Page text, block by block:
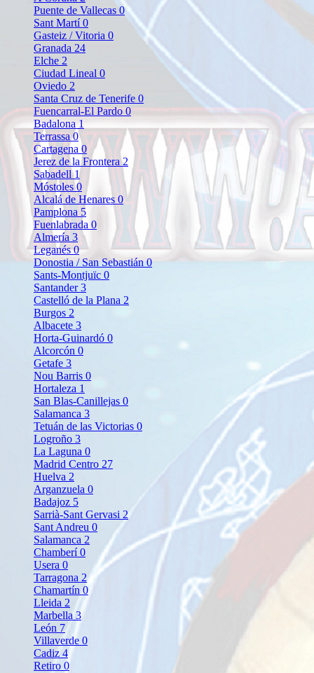
Puente de Vallecas 0
Sant Martí0
Gasteiz / Vitoria 0
Granada 24
Elche 2
Ciudad Lineal 0
Oviedo 2
Santa Cruz de Tenerife 0
Fuencarral-El Pardo0
Badalona 1
Terrassa0
Cartagena 0
Jerez de la Frontera2
Sabadell1
Móstoles0
Alcalá de Henares 0
Pamplona 5
Fuenlabrada 0
Almería 3
Leganés0
Donostia / San Sebastián 0
Sants-Montjuïc 0
Santander3
Castelló de la Plana 2
Burgos 2
Albacete 3
Horta-Guinardó 0
Alcorcón 0
Getafe 3
Nou Barris 0
Hortaleza 1
San Blas-Canillejas 0
Salamanca 3
Tetuán de las Victorias 0
Logroño 3
La Laguna 0
Madrid Centro 27
Huelva 2
Arganzuela 0
Badajoz 5
Sarrià-Sant Gervasi 2
Sant Andreu 0
Salamanca 2
Chamberí0
Usera 0
Tarragona 2
Chamartín0
Lleida 2
Marbella 3
León 7
Villaverde 0
Cadiz 4
Retiro 0